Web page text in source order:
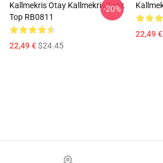
Kallmekris Otay Kallmekris Tank
Top RB0811
22,49 €$24.45
-20%
22,49 €